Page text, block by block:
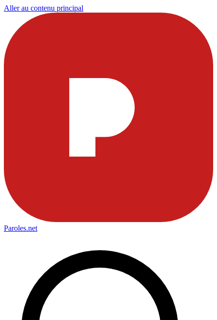
Aller au contenu principal
Paroles.net